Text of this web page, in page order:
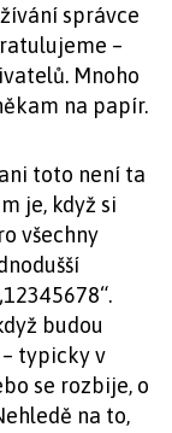
správce
–
Mnoho
na papír.
toto není ta
je, když si
všechny
budou
typicky v
se rozbije, o
na to,